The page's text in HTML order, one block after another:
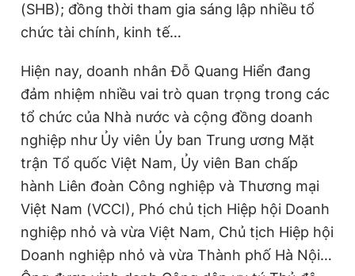
(SHB); đồng thời tham gia sáng lập nhiều tổ
chức tài chính, kinh tế…
Hiện nay, doanh nhân Đỗ Quang Hiển đang
đảm nhiệm nhiều vai trò quan trọng trong các
tổ chức của Nhà nước và cộng đồng doanh
nghiệp như Ủy viên Ủy ban Trung ương Mặt
trận Tổ quốc Việt Nam, Ủy viên Ban chấp
hành Liên đoàn Công nghiệp và Thương mại
Việt Nam (VCCI), Phó chủ tịch Hiệp hội Doanh
nghiệp nhỏ và vừa Việt Nam, Chủ tịch Hiệp hội
Doanh nghiệp nhỏ và vừa Thành phố Hà Nội…